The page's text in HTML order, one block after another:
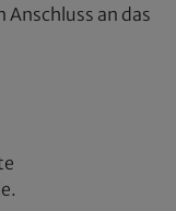
an das